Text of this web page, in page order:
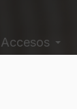
Accesos